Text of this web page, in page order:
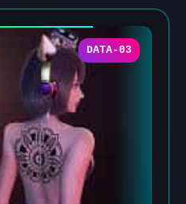
DATA-03